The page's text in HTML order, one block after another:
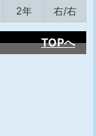
2年 右/右
TOPへ